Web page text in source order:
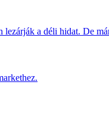
a déli hidat. De